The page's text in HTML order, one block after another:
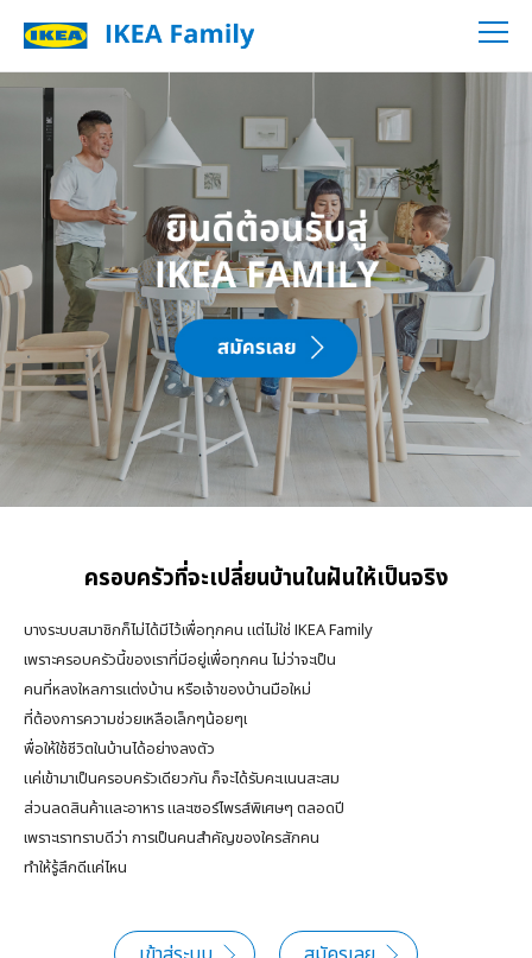
โปรโมชั่นจากพันธมิตรอิเกีย
นัดรับบริการออกแบบครัว
English
Thai
ครอบครัวที่จะเปลี่ยนบ้านในฝันให้เป็นจริง
บางระบบสมาชิกก็ไม่ได้มีไว้เพื่อทุกคน แต่ไม่ใช่ IKEA Family
เพราะครอบครัวนี้ของเราที่มีอยู่เพื่อทุกคน ไม่ว่าจะเป็น
คนที่หลงใหลการแต่งบ้าน หรือเจ้าของบ้านมือใหม่
ที่ต้องการความช่วยเหลือเล็กๆน้อยๆเ
พื่อให้ใช้ชีวิตในบ้านได้อย่างลงตัว
แค่เข้ามาเป็นครอบครัวเดียวกัน ก็จะได้รับคะแนนสะสม
ส่วนลดสินค้าและอาหาร และเซอร์ไพรส์พิเศษๆ ตลอดปี
เพราะเราทราบดีว่า การเป็นคนสำคัญของใครสักคน
ทำให้รู้สึกดีแค่ไหน